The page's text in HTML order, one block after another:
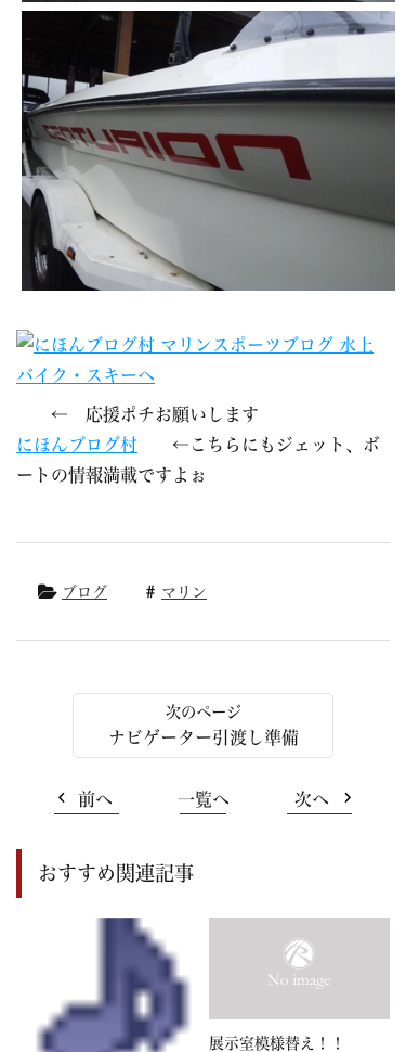
← 応援ポチお願いします
にほんブログ村 ←こちらにもジェット、ボ
ートの情報満載ですよぉ
ブログ マリン
ナビゲーター引渡し準備
前へ 一覧へ 次へ
おすすめ関連記事
展示室模様替え！！